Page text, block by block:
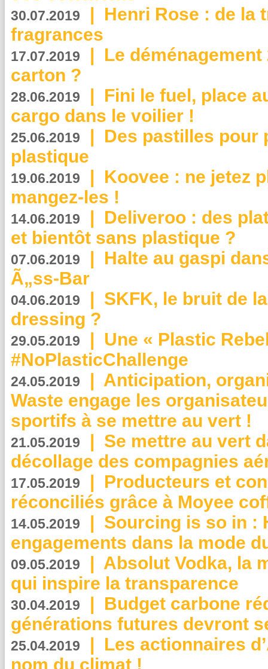
30.07.2019 | Henri Rose : de la
fragrances
17.07.2019 | Le
carton ?
28.06.2019 | Fini le fuel, place
cargo dans le voilier !
25.06.2019 | Des pastilles pour
plastique
19.06.2019 | Koovee : ne jetez
mangez-les !
14.06.2019 | Deliveroo : des
et bientôt sans plastique ?
07.06.2019 | Halte au gaspi
Ã„ss-Bar
04.06.2019 | SKFK, le bruit de
dressing ?
29.05.2019 | Une « Plastic
#NoPlasticChallenge
24.05.2019 | Anticipation,
Waste engage les
sportifs à se mettre au vert !
21.05.2019 | Se mettre au vert
décollage des compagnies
17.05.2019 | Producteurs et
réconciliés grâce à Moyee
14.05.2019 | Sourcing is so in :
engagements dans la mode
09.05.2019 | Absolut Vodka, la
qui inspire la transparence
30.04.2019 | Budget carbone
générations futures devront
25.04.2019 | Les actionnaires
nom du climat !